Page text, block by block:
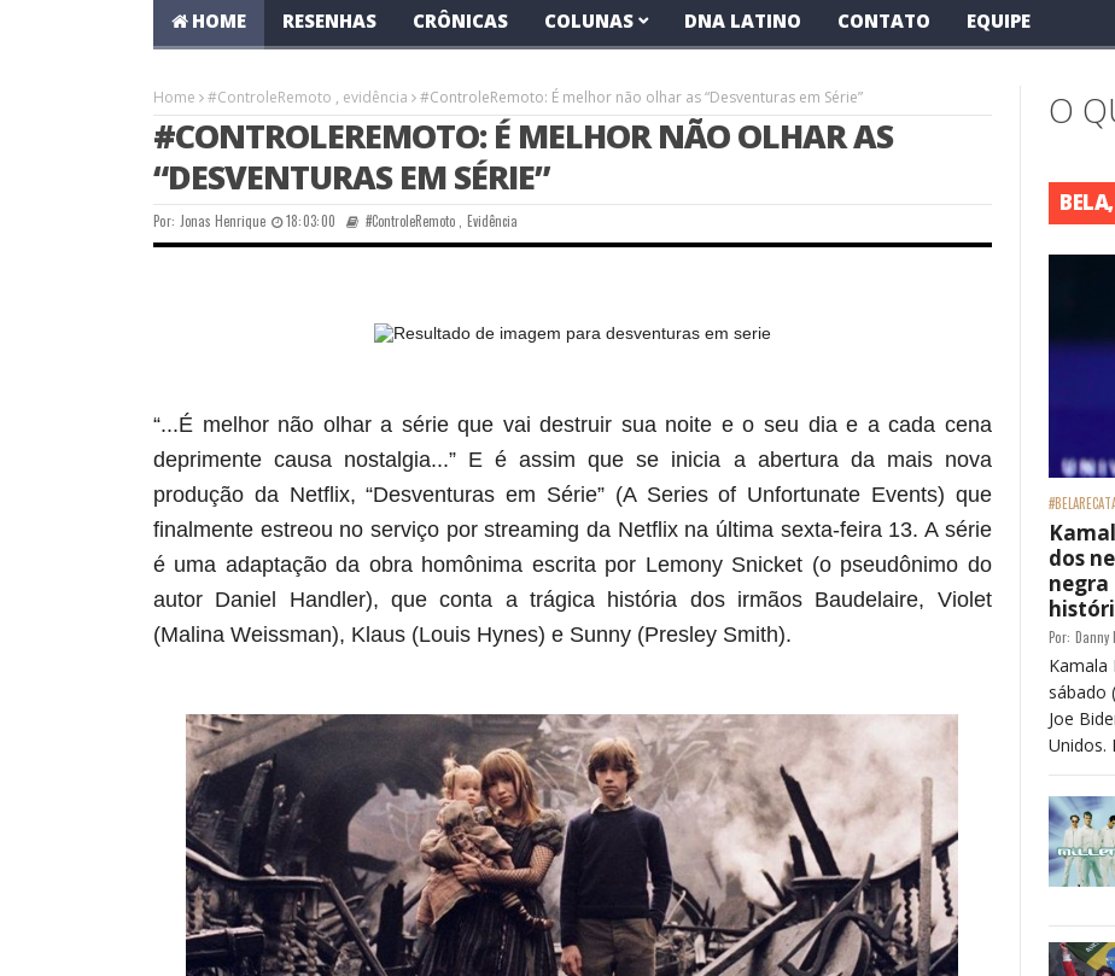
HOME RESENHAS CRÔNICAS COLUNAS DNA LATINO CONTATO EQUIPE
Home #ControleRemoto , evidência #ControleRemoto: É melhor não olhar as “Desventuras em Série”
#CONTROLEREMOTO: É MELHOR NÃO OLHAR AS
“DESVENTURAS EM SÉRIE”
Por: Jonas Henrique 18:03:00 #ControleRemoto ,Evidência
“...É melhor não olhar a série que vai destruir sua noite e o seu dia e a cada cena
deprimente causa nostalgia...” E é assim que se inicia a abertura da mais nova
produção da Netflix, “Desventuras em Série” (A Series of Unfortunate Events) que
finalmente estreou no serviço porstreamingda Netflix na última sexta-feira 13. A série
é uma adaptação da obra homônima escrita por Lemony Snicket (o pseudônimo do
autor Daniel Handler), que conta a trágica história dos irmãos Baudelaire, Violet
(Malina Weissman), Klaus (Louis Hynes) e Sunny (Presley Smith).
O
dos
negra
Por: Danny
Kamala
sábado
Joe
Unidos.